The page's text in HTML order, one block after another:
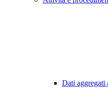
Dati aggregati